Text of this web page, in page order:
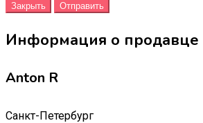
Закрыть Отправить
Информация о продавце
Anton R
Санкт-Петербург